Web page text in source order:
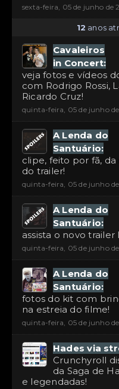
sexta-feira, 05 de junho de
12 anos
Cavaleiros
in Concert:
veja fotos e vídeos
com Rodrigo Rossi,
Ricardo Cruz!
quinta-feira, 05 de junho
A Lenda do
Santuário:
clipe, feito por fã,
do trailer!
quinta-feira, 05 de junho
A Lenda do
Santuário:
assista o novo trailer
quinta-feira, 05 de junho
A Lenda do
Santuário:
fotos do kit com
na estreia do filme!
quinta-feira, 05 de junho
Hades via
Crunchyroll
da Saga de
e legendadas!